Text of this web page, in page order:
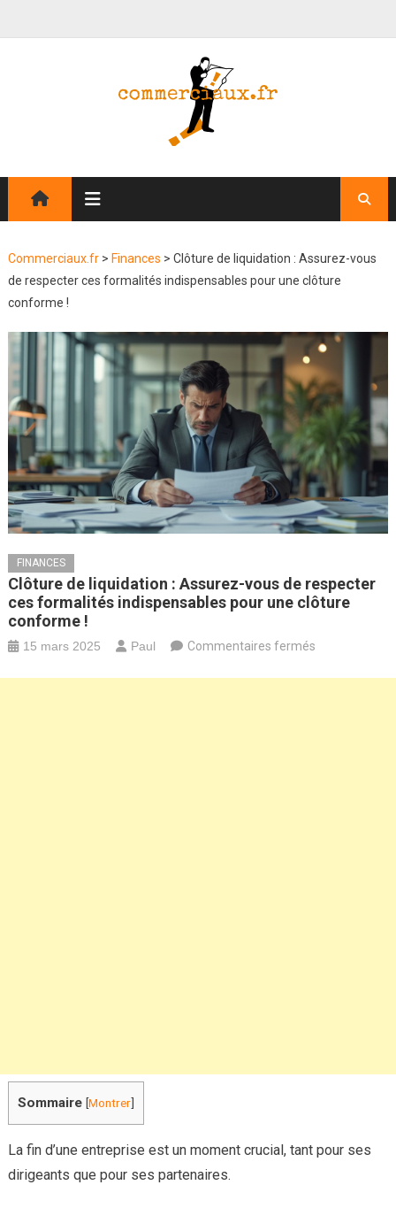
Commerciaux.fr> Finances > Clôture de liquidation : Assurez-vous
de respecter ces formalités indispensables pour une clôture
conforme !
FINANCES
Clôture de liquidation : Assurez-vous de respecter
ces formalités indispensables pour une clôture
conforme !
15 mars 2025 Paul Commentaires ferméssur
Sommaire [Montrer]
La fin d’une entreprise est un moment crucial, tant pour ses
dirigeants que pour ses partenaires.